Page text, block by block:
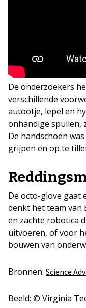
De onderzoekers
verschillende
autootje, lepel en
onhandige spullen,
De handschoen
grijpen en op te
De octo-glove gaat
denkt het team van
en zachte robotica
uitvoeren, of voor
bouwen van
Bronnen: Science
Beeld: © Virginia